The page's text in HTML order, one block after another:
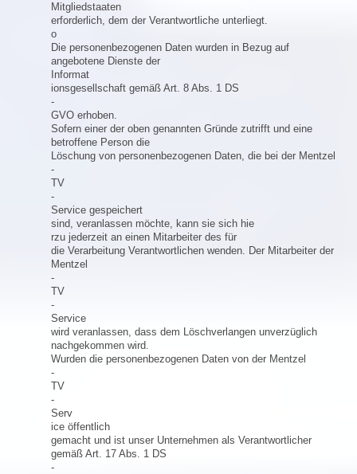
Mitgliedstaaten
erforderlich, dem der Verantwortliche unterliegt.
o
Die personenbezogenen Daten wurden in Bezug auf
angebotene Dienste der
Informat
ionsgesellschaft gemäß Art. 8 Abs. 1 DS
-
GVO erhoben.
Sofern einer der oben genannten Gründe zutrifft und eine
betroffene Person die
Löschung von personenbezogenen Daten, die bei der Mentzel
-
TV
-
Service gespeichert
sind, veranlassen möchte, kann sie sich hie
rzu jederzeit an einen Mitarbeiter des für
die Verarbeitung Verantwortlichen wenden. Der Mitarbeiter der
Mentzel
-
TV
-
Service
wird veranlassen, dass dem Löschverlangen unverzüglich
nachgekommen wird.
Wurden die personenbezogenen Daten von der Mentzel
-
TV
-
Serv
ice öffentlich
gemacht und ist unser Unternehmen als Verantwortlicher
gemäß Art. 17 Abs. 1 DS
-